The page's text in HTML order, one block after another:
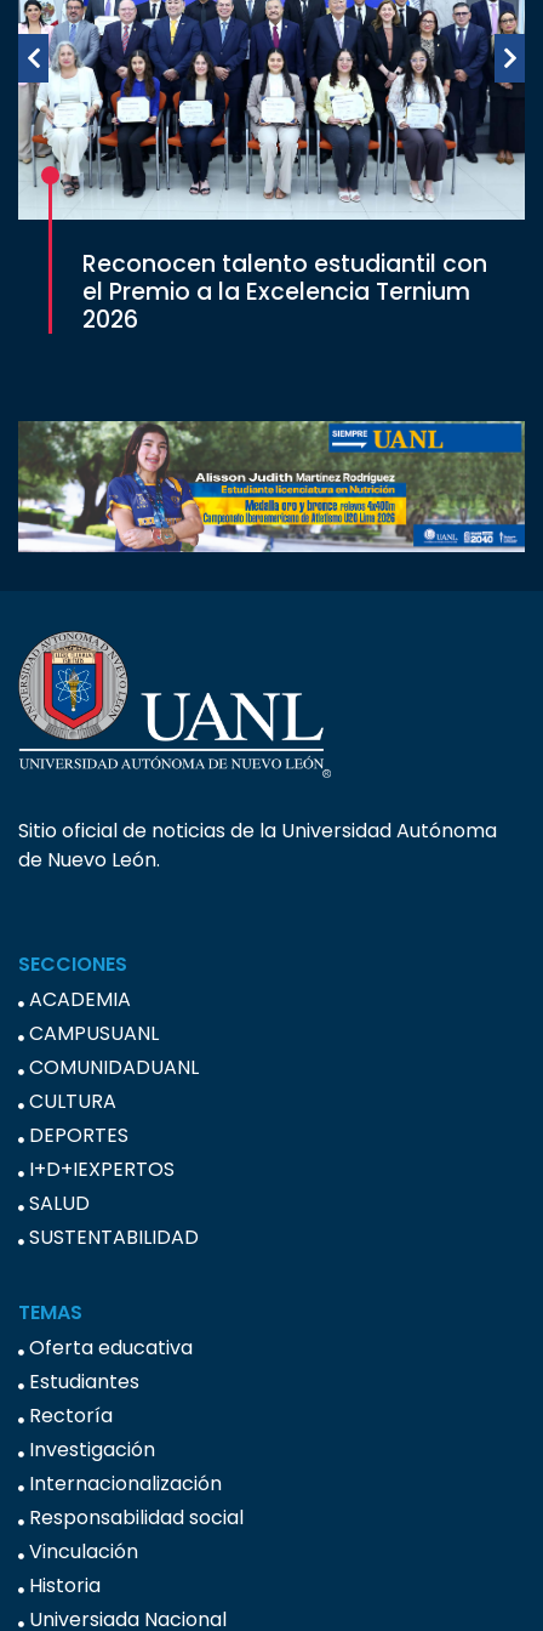
Reconocen talento estudiantil con
el Premio a la Excelencia Ternium
2026
Sitio oficial de noticias de la Universidad Autónoma
de Nuevo León.
SECCIONES
ACADEMIA
CAMPUSUANL
COMUNIDADUANL
CULTURA
DEPORTES
I+D+IEXPERTOS
SALUD
SUSTENTABILIDAD
TEMAS
Oferta educativa
Estudiantes
Rectoría
Investigación
Internacionalización
Responsabilidad social
Vinculación
Historia
Universiada Nacional